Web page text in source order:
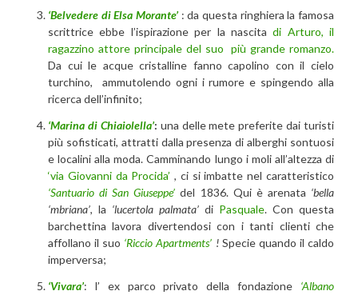
‘Belvedere di Elsa Morante’ : da questa ringhiera la famosa
scrittrice ebbe l’ispirazione per la nascitadi Arturo, il
ragazzino attore principale del suo più grande romanzo.
Da cui le acque cristalline fanno capolino con il cielo
turchino, ammutolendo ogni i rumore e spingendo alla
ricerca dell’infinito;
‘Marina di Chiaiolella’: una delle mete preferite dai turisti
più sofisticati, attratti dalla presenza di alberghi sontuosi
e localini alla moda. Camminando lungo i moli all’altezza di
‘via Giovanni da Procida’ , ci si imbatte nel caratteristico
‘Santuario di San Giuseppe’ del 1836. Qui è arenata ‘bella
‘mbriana’, la ‘lucertola palmata’ di Pasquale. Con questa
barchettina lavora divertendosi con i tanti clienti che
affollano il suo ‘Riccio Apartments’ ! Specie quando il caldo
imperversa;
‘Vivara’: l’ ex parco privato della fondazione ‘Albano